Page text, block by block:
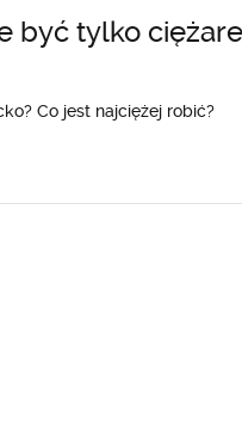
być tylko
Co jest najciężej robić?